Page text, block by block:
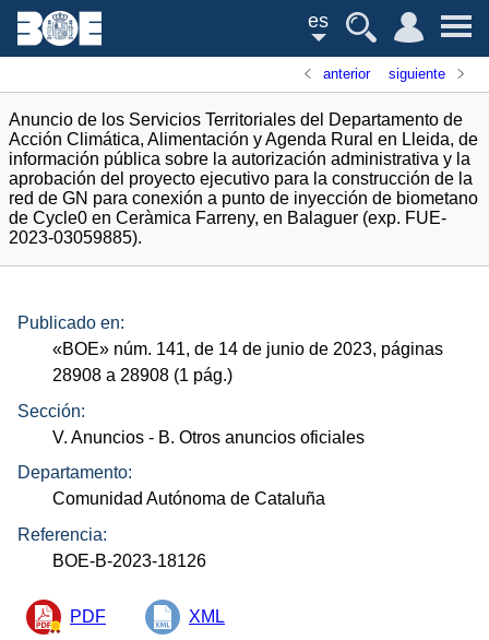
es
anterior siguiente
Anuncio de los Servicios Territoriales del Departamento de
Acción Climática, Alimentación y Agenda Rural en Lleida, de
información pública sobre la autorización administrativa y la
aprobación del proyecto ejecutivo para la construcción de la
red de GN para conexión a punto de inyección de biometano
de Cycle0 en Ceràmica Farreny, en Balaguer (exp. FUE-
2023-03059885).
Publicado en:
«BOE» núm. 141, de 14 de junio de 2023, páginas
28908 a 28908 (1 pág.)
Sección:
V. Anuncios - B. Otros anuncios oficiales
Departamento:
Comunidad Autónoma de Cataluña
Referencia:
BOE-B-2023-18126
PDF XML